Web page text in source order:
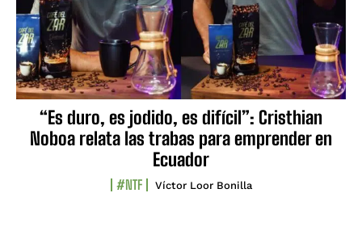
“Es duro, es jodido, es difícil”: Cristhian
Noboa relata las trabas para emprender en
Ecuador
#NTF Víctor Loor Bonilla